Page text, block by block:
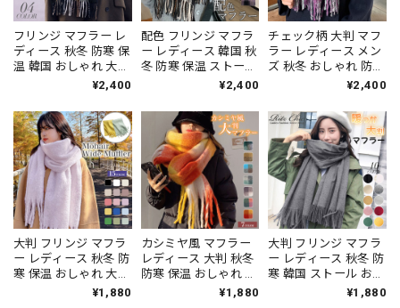
フリンジ マフラー レ
ディース 秋冬 防寒 保
温 韓国 おしゃれ 大人
かわいい チェック柄
人可愛い 大人女子
[LW-CDZ041]
¥2,400
配色 フリンジ マフラ
ー レディース 韓国 秋
冬 防寒 保温 ストール
チェック柄 おしゃれ
め 通勤 通学 大人可愛
い 大人女子 [LW-
CDZ040]
¥2,400
チェック柄 大判 マフ
ラー レディース メン
ズ 秋冬 おしゃれ 防寒
保温 大人 かわいい き
かい リバーシブル 大
人可愛い 大人女子
[LW-CDZ039]
¥2,400
大判 フリンジ マフラ
ー レディース 秋冬 防
寒 保温 おしゃれ 大人
かわいい きれいめ 通
¥1,880
カシミヤ風 マフラー
レディース 大判 秋冬
防寒 保温 おしゃれ 大
人 かわいい きれいめ
¥1,880
大判 フリンジ マフラ
ー レディース 秋冬 防
寒 韓国 ストール おし
ゃれ 大人 かわいい カ
¥1,880